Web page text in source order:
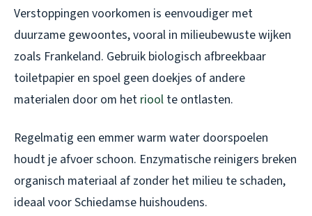
Verstoppingen voorkomen is eenvoudiger met
duurzame gewoontes, vooral in milieubewuste wijken
zoals Frankeland. Gebruik biologisch afbreekbaar
toiletpapier en spoel geen doekjes of andere
materialen door om het riool te ontlasten.
Regelmatig een emmer warm water doorspoelen
houdt je afvoer schoon. Enzymatische reinigers breken
organisch materiaal af zonder het milieu te schaden,
ideaal voor Schiedamse huishoudens.